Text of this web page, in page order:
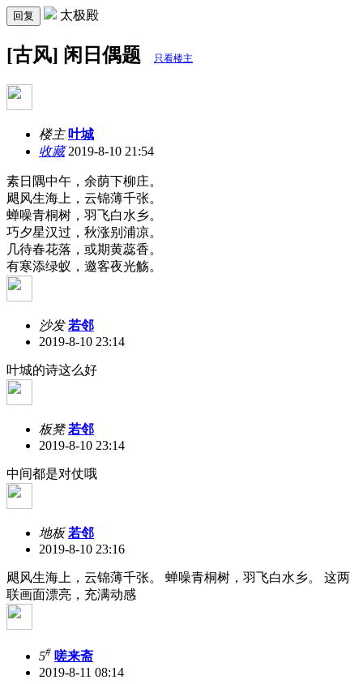
回复 太极殿
[古风] 闲日偶题 只看楼主
楼主 叶城
收藏2019-8-10 21:54
素日隅中午，余荫下柳庄。
飓风生海上，云锦薄千张。
蝉噪青桐树，羽飞白水乡。
巧夕星汉过，秋涨别浦凉。
几待春花落，或期黄蕊香。
有寒添绿蚁，邀客夜光觞。
沙发 若邻
2019-8-10 23:14
叶城的诗这么好
板凳 若邻
2019-8-10 23:14
中间都是对仗哦
地板 若邻
2019-8-10 23:16
飓风生海上，云锦薄千张。 蝉噪青桐树，羽飞白水乡。 这两
联画面漂亮，充满动感
5# 嗟来斋
2019-8-11 08:14